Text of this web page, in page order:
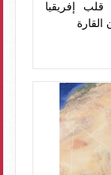
قلب إفريقيا